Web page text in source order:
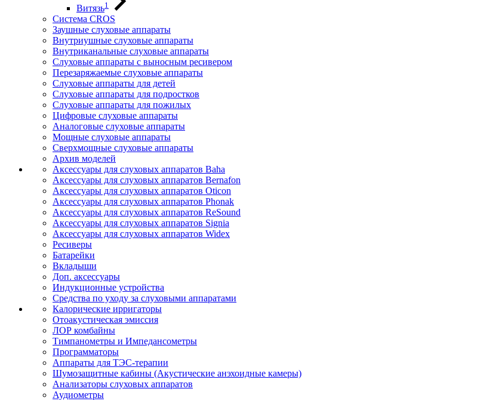
Витязь1
Система CROS
Заушные слуховые аппараты
Внутриушные слуховые аппараты
Внутриканальные слуховые аппараты
Слуховые аппараты с выносным ресивером
Перезаряжаемые слуховые аппараты
Слуховые аппараты для детей
Слуховые аппараты для подростков
Слуховые аппараты для пожилых
Цифровые слуховые аппараты
Аналоговые слуховые аппараты
Мощные слуховые аппараты
Сверхмощные слуховые аппараты
Архив моделей
Аксессуары для слуховых аппаратов Baha
Аксессуары для слуховых аппаратов Bernafon
Аксессуары для слуховых аппаратов Oticon
Аксессуары для слуховых аппаратов Phonak
Аксессуары для слуховых аппаратов ReSound
Аксессуары для слуховых аппаратов Signia
Аксессуары для слуховых аппаратов Widex
Ресиверы
Батарейки
Вкладыши
Доп. аксессуары
Индукционные устройства
Средства по уходу за слуховыми аппаратами
Калорические ирригаторы
Отоакустическая эмиссия
ЛОР комбайны
Тимпанометры и Импедансометры
Программаторы
Аппараты для ТЭС-терапии
Шумозащитные кабины (Акустические анэхоидные камеры)
Анализаторы слуховых аппаратов
Аудиометры